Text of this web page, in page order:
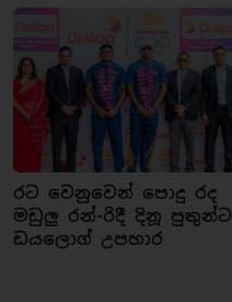
රට වෙනුවෙන් පොදු රද
මඩුලු රන්-රිදී දිනූ පුතුන්ට
ඩයලොග් උපහාර